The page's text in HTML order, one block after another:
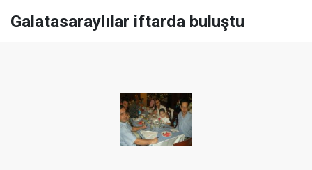
Galatasaraylılar iftarda buluştu